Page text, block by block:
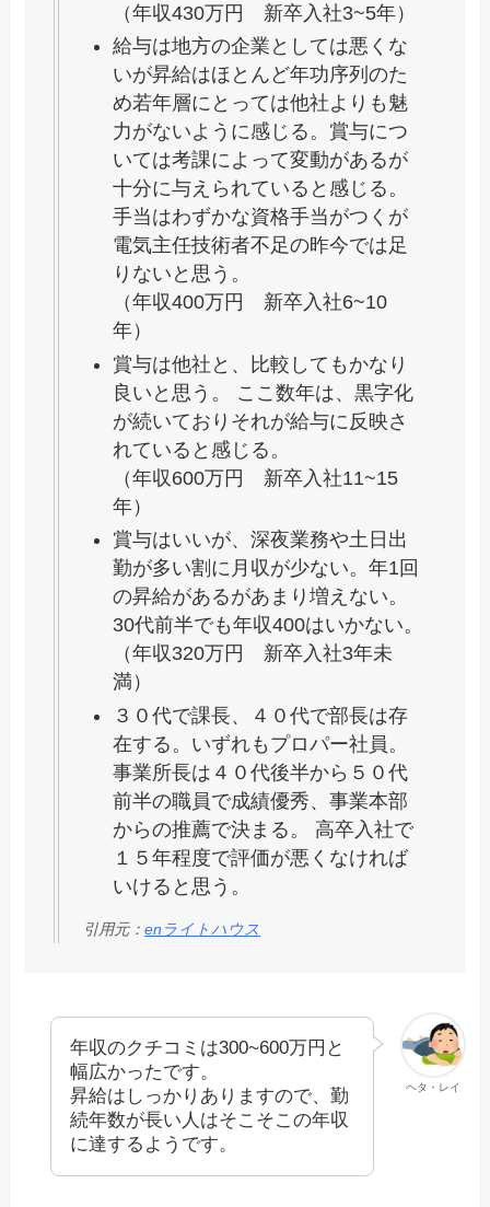
（年収430万円 新卒入社3~5年）
給与は地方の企業としては悪くな
いが昇給はほとんど年功序列のた
め若年層にとっては他社よりも魅
力がないように感じる。賞与につ
いては考課によって変動があるが
十分に与えられていると感じる。
手当はわずかな資格手当がつくが
電気主任技術者不足の昨今では足
りないと思う。
（年収400万円 新卒入社6~10
年）
賞与は他社と、比較してもかなり
良いと思う。 ここ数年は、黒字化
が続いておりそれが給与に反映さ
れていると感じる。
（年収600万円 新卒入社11~15
年）
賞与はいいが、深夜業務や土日出
勤が多い割に月収が少ない。年1回
の昇給があるがあまり増えない。
30代前半でも年収400はいかない。
（年収320万円 新卒入社3年未
満）
３０代で課長、４０代で部長は存
在する。いずれもプロパー社員。
事業所長は４０代後半から５０代
前半の職員で成績優秀、事業本部
からの推薦で決まる。 高卒入社で
１５年程度で評価が悪くなければ
いけると思う。
引用元：enライトハウス
ヘタ・レイ
年収のクチコミは300~600万円と
幅広かったです。
昇給はしっかりありますので、勤
続年数が長い人はそこそこの年収
に達するようです。